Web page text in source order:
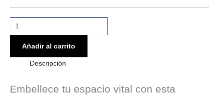
Añadir al carrito
Descripción
Embellece tu espacio vital con esta